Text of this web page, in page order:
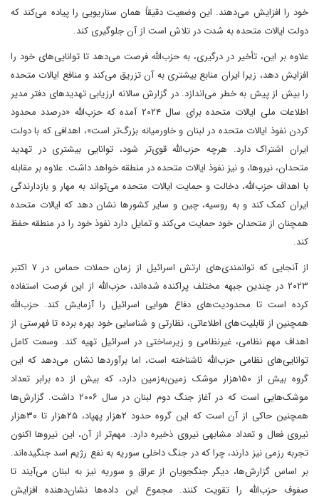
خود را افزایش می‌دهند. این وضعیت دقیقاً همان سناریویی را پیاده می‌کند که
دولت ایالات متحده به شدت در تلاش است از آن جلوگیری کند.
علاوه بر این، تأخیر در درگیری، به حزب‌الله فرصت می‌دهد تا توانایی‌های خود را
افزایش دهد، زیرا ایران منابع بیشتری به آن تزریق می‌کند و منافع ایالات متحده
را بیش از پیش به خطر می‌اندازد. در گزارش سالانه ارزیابی تهدیدهای دفتر مدیر
اطلاعات ملی ایالات متحده برای سال ۲۰۲۴ آمده که حزب‌الله «درصدد محدود
کردن نفوذ ایالات متحده در لبنان و خاورمیانه بزرگ‌تر است»، اهدافی که با دولت
ایران اشتراک دارد. هرچه حزب‌الله قوی‌تر شود، توانایی بیشتری در تهدید
متحدان، نیروها، و نیز نفوذ ایالات متحده در منطقه خواهد داشت. علاوه بر مقابله
با اهداف حزب‌الله، دخالت و حمایت ایالات متحده می‌تواند به مهار و بازدارندگی
ایران کمک کند و به روسیه، چین و سایر کشورها نشان دهد که ایالات متحده
همچنان از متحدان خود حمایت می‌کند و تمایل دارد نفوذ خود را در منطقه حفظ
کند.
از آنجایی که توانمندی‌های ارتش اسرائیل از زمان حملات حماس در ۷ اکتبر
۲۰۲۳ در چندین جبهه مختلف پراکنده شده‌اند، حزب‌الله از این فرصت استفاده
کرده است تا محدودیت‌های دفاع هوایی اسرائیل را آزمایش کند. حزب‌الله
همچنین از قابلیت‌های اطلاعاتی، نظارتی و شناسایی خود بهره برده تا فهرستی از
اهداف مهم نظامی، غیرنظامی و زیرساختی در اسرائیل تهیه کند. وسعت کامل
توانایی‌های نظامی حزب‌الله ناشناخته است، اما برآوردها نشان می‌دهد که این
گروه بیش از ۱۵۰هزار موشک زمین‌به‌زمین دارد، که بیش از ده برابر تعداد
موشک‌هایی است که در آغاز جنگ دوم لبنان در سال ۲۰۰۶ داشت. گزارش‌ها
همچنین حاکی از آن است که این گروه حدود ۲هزار پهپاد، ۲۵هزار تا ۳۰هزار
نیروی فعال و تعداد مشابهی نیروی ذخیره دارد. مهم‌تر از آن، این نیروها اکنون
تجربه رزمی نیز دارند، چرا که در جنگ داخلی سوریه به نفع رژیم اسد جنگیده‌اند.
بر اساس گزارش‌ها، دیگر جنگجویان از عراق و سوریه نیز به لبنان می‌آیند تا
صفوف حزب‌الله را تقویت کنند. مجموع این داده‌ها نشان‌دهنده افزایش